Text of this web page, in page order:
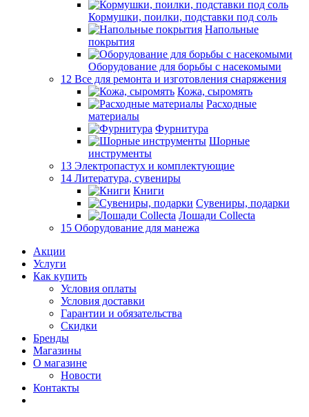
Кормушки, поилки, подставки под соль
Напольные
покрытия
Оборудование для борьбы с насекомыми
12 Все для ремонта и изготовления снаряжения
Кожа, сыромять
Расходные
материалы
Фурнитура
Шорные
инструменты
13 Электропастух и комплектующие
14 Литература, сувениры
Книги
Сувениры, подарки
Лошади Collecta
15 Оборудование для манежа
Акции
Услуги
Как купить
Условия оплаты
Условия доставки
Гарантии и обязательства
Скидки
Бренды
Магазины
О магазине
Новости
Контакты